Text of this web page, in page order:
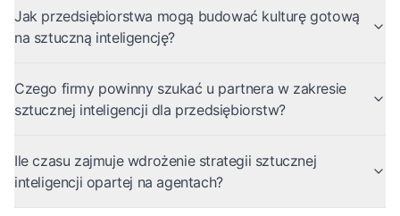
Jak przedsiębiorstwa mogą budować kulturę gotową
na sztuczną inteligencję?
Czego firmy powinny szukać u partnera w zakresie
sztucznej inteligencji dla przedsiębiorstw?
Ile czasu zajmuje wdrożenie strategii sztucznej
inteligencji opartej na agentach?